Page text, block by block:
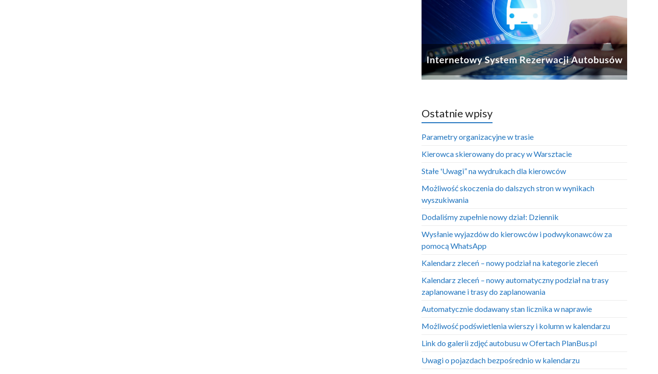
Ostatnie wpisy
Parametry organizacyjne w trasie
Kierowca skierowany do pracy w Warsztacie
Stałe 'Uwagi” na wydrukach dla kierowców
Możliwość skoczenia do dalszych stron w wynikach
wyszukiwania
Dodaliśmy zupełnie nowy dział: Dziennik
Wysłanie wyjazdów do kierowców i podwykonawców za
pomocą WhatsApp
Kalendarz zleceń – nowy podział na kategorie zleceń
Kalendarz zleceń – nowy automatyczny podział na trasy
zaplanowane i trasy do zaplanowania
Automatycznie dodawany stan licznika w naprawie
Możliwość podświetlenia wierszy i kolumn w kalendarzu
Link do galerii zdjęć autobusu w Ofertach PlanBus.pl
Uwagi o pojazdach bezpośrednio w kalendarzu